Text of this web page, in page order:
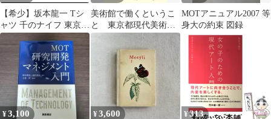
【希少】坂本龍一 Tシ
ャツ 千のナイフ 東京都
現代美術館
美術館で働くというこ
と 東京都現代美術
館 学芸員ひみつ日記
(メディアファクトリー
のコミックエッセイ)
MOTアニュアル2007 等
身大の約束 図録
¥3,100 ¥3,600 ¥313